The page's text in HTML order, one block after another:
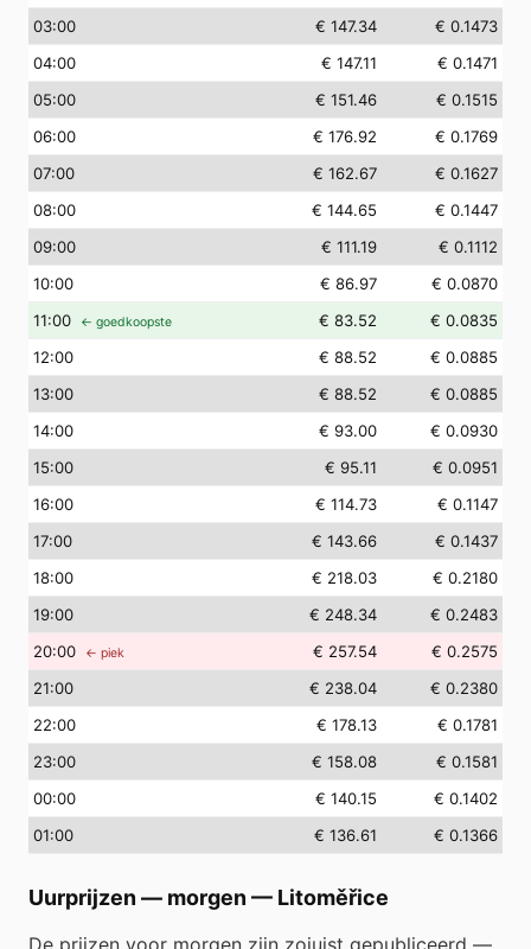
03:00 € 147.34
€ 0.1473
04:00 € 147.11
€ 0.1471
05:00 € 151.46
€ 0.1515
06:00 € 176.92
€ 0.1769
07:00 € 162.67
€ 0.1627
08:00 € 144.65
€ 0.1447
09:00 € 111.19
€ 0.1112
10:00 € 86.97
€ 0.0870
11:00 ← goedkoopste € 83.52
€ 0.0835
12:00 € 88.52
€ 0.0885
13:00 € 88.52
€ 0.0885
14:00 € 93.00
€ 0.0930
15:00 € 95.11
€ 0.0951
16:00 € 114.73
€ 0.1147
17:00 € 143.66
€ 0.1437
18:00 € 218.03
€ 0.2180
19:00 € 248.34
€ 0.2483
20:00 ← piek € 257.54
€ 0.2575
21:00 € 238.04
€ 0.2380
22:00 € 178.13
€ 0.1781
23:00 € 158.08
€ 0.1581
00:00 € 140.15
€ 0.1402
01:00 € 136.61 € 0.1366
Uurprijzen — morgen — Litoměřice
De prijzen voor morgen zijn zojuist gepubliceerd —